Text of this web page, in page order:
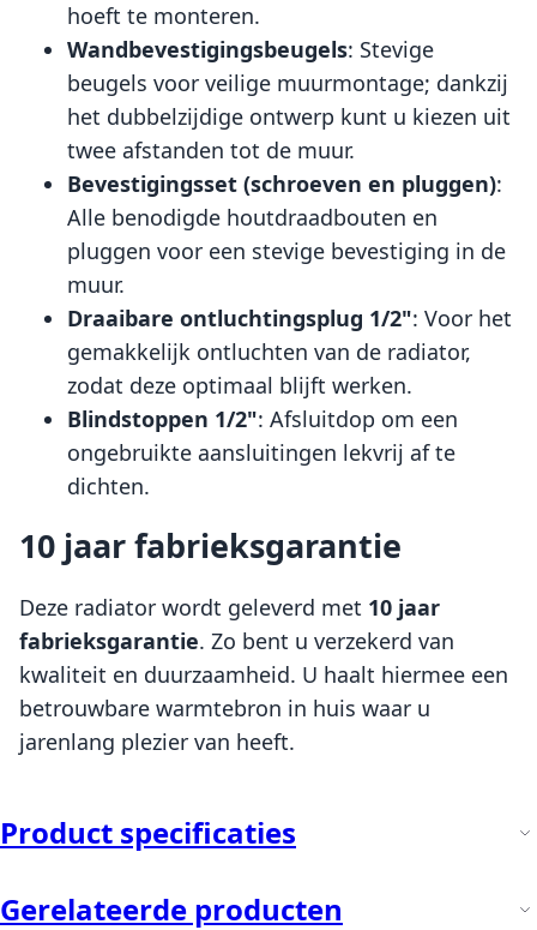
hoeft te monteren.
Wandbevestigingsbeugels: Stevige
beugels voor veilige muurmontage; dankzij
het dubbelzijdige ontwerp kunt u kiezen uit
twee afstanden tot de muur.
Bevestigingsset (schroeven en pluggen):
Alle benodigde houtdraadbouten en
pluggen voor een stevige bevestiging in de
muur.
Draaibare ontluchtingsplug 1/2": Voor het
gemakkelijk ontluchten van de radiator,
zodat deze optimaal blijft werken.
Blindstoppen 1/2": Afsluitdop om een
ongebruikte aansluitingen lekvrij af te
dichten.
10 jaar fabrieksgarantie
Deze radiator wordt geleverd met 10 jaar
fabrieksgarantie. Zo bent u verzekerd van
kwaliteit en duurzaamheid. U haalt hiermee een
betrouwbare warmtebron in huis waar u
jarenlang plezier van heeft.
Product specificaties
Gerelateerde producten